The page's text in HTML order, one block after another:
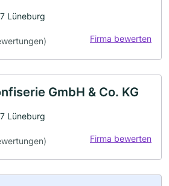
Lüneburg
Firma bewerten
GmbH & Co. KG
Lüneburg
Firma bewerten